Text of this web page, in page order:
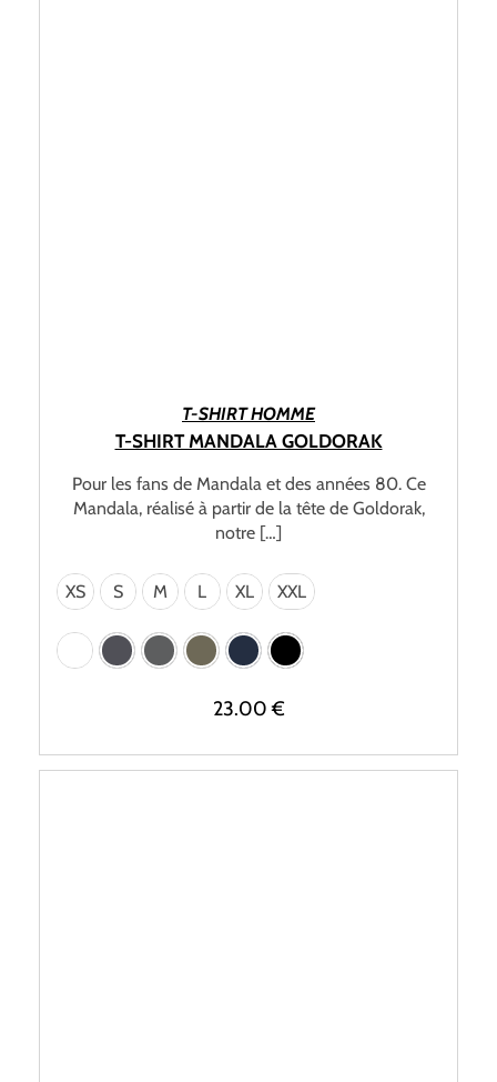
T-SHIRT HOMME
T-SHIRT MANDALA GOLDORAK
Pour les fans de Mandala et des années 80. Ce
Mandala, réalisé à partir de la tête de Goldorak,
notre […]
XS S M L XL XXL
23.00€